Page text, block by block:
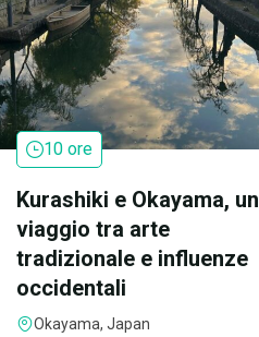
10 ore
Kurashiki e Okayama, un
viaggio tra arte
tradizionale e influenze
occidentali
Okayama, Japan